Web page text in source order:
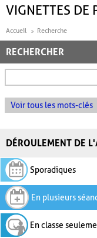
VIGNETTES DE
Accueil Recherche
RECHERCHER
Voir tous les mots-clés
DÉROULEMENT DE
Sporadiques
En plusieurs
En classe